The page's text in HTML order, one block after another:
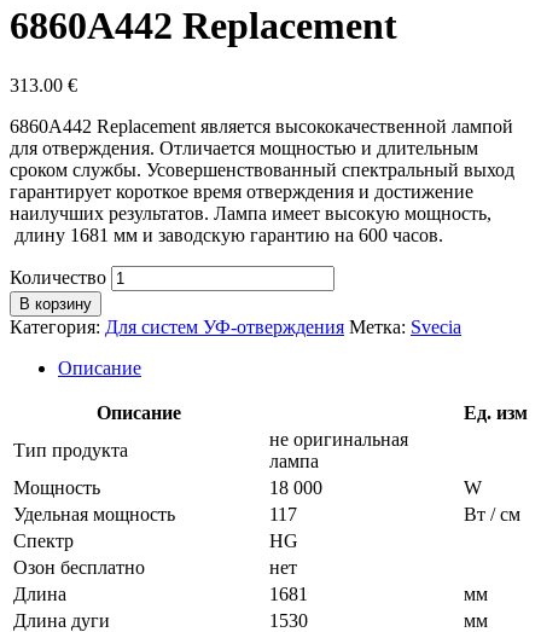
6860A442 Replacement
313.00 €
6860A442 Replacement является высококачественной лампой
для отверждения. Отличается мощностью и длительным
сроком службы. Усовершенствованный спектральный выход
гарантирует короткое время отверждения и достижение
наилучших результатов. Лампа имеет высокую мощность,
длину 1681 мм и заводскую гарантию на 600 часов.
Количество
В корзину
Категория: Для систем УФ-отверждения Метка: Svecia
Описание
Описание
Ед. изм
Тип продукта
не оригинальная
лампа
Мощность
18 000
W
Удельная мощность
117
Вт / см
Спектр
HG
Озон бесплатно
нет
Длина
1681
мм
Длина дуги
1530
мм